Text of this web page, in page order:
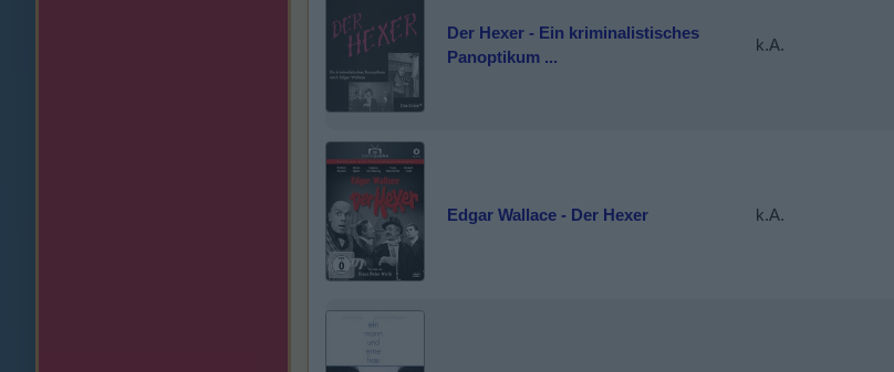
Der Hexer - Ein kriminalistisches
Panoptikum ...
k.A.
Edgar Wallace - Der Hexer k.A.